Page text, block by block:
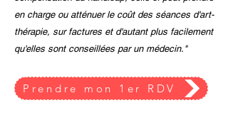
en charge ou atténuer le coût des séances d'art-
thérapie, sur factures et d'autant plus facilement
qu'elles sont conseillées par un médecin."
Prendre mon 1er RDV